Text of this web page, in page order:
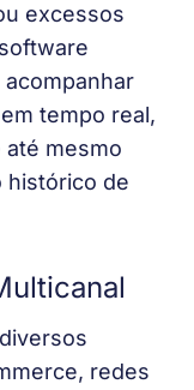
excessos
tempo real,
mesmo
histórico de
redes